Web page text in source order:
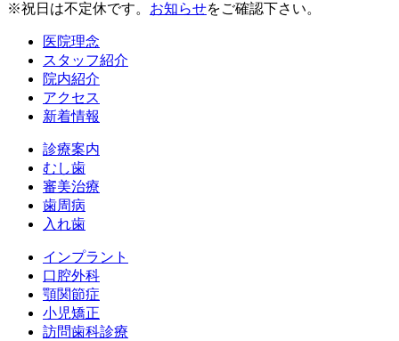
※祝日は不定休です。 お知らせをご確認下さい。
医院理念
スタッフ紹介
院内紹介
アクセス
新着情報
診療案内
むし歯
審美治療
歯周病
入れ歯
インプラント
口腔外科
顎関節症
小児矯正
訪問歯科診療